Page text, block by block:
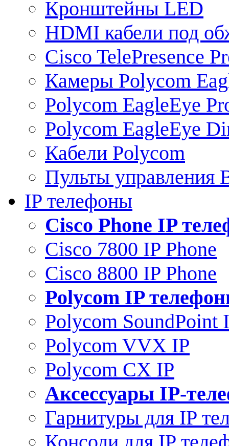
Кронштейны LED
HDMI кабели под
Cisco TelePresence
Камеры Polycom
Polycom EagleEye
Polycom EagleEye
Кабели Polycom
Пульты управления
IP телефоны
Сisco Phone IP
Cisco 7800 IP Phone
Cisco 8800 IP Phone
Polycom IP
Polycom SoundPoint
Polycom VVX IP
Polycom CX IP
Аксессуары IP-
Гарнитуры для IP